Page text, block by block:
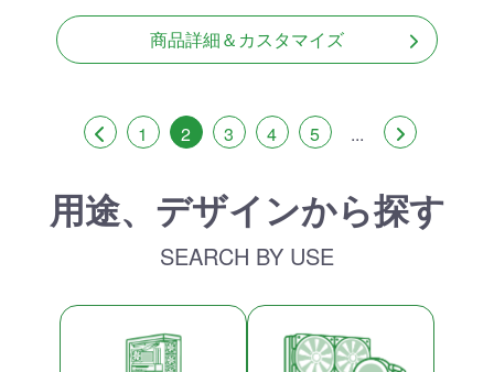
商品詳細＆カスタマイズ
1 2 3 4 5 ...
用途、デザインから探す
SEARCH BY USE